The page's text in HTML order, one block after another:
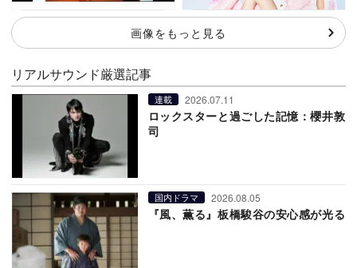
画像をもっと見る
リアルサウンド厳選記事
連載 2026.07.11
ロックスターと過ごした記憶：櫻井敦
司
国内ドラマ 2026.08.05
『風、薫る』板橋駿谷の安心感が光る